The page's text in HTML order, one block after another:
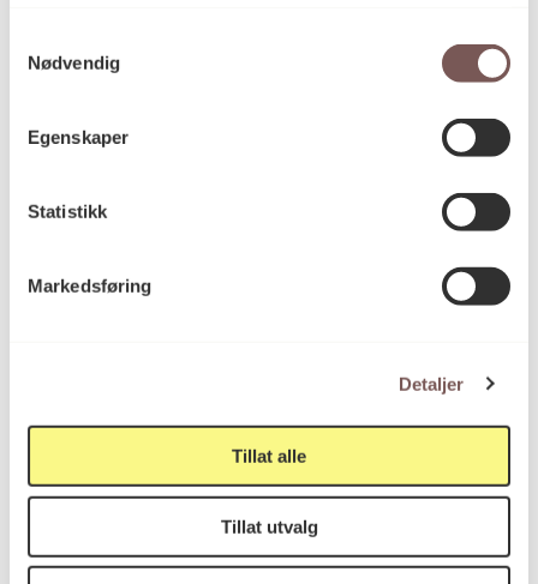
Nødvendig
Egenskaper
Statistikk
Markedsføring
Detaljer
Tillat alle
Tillat utvalg
Kategori
Reference KORO.003969